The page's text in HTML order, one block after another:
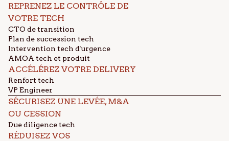
REPRENEZ LE CONTRÔLE DE
VOTRE TECH
CTO de transition
Plan de succession tech
Intervention tech d'urgence
AMOA tech et produit
ACCÉLÉREZ VOTRE DELIVERY
Renfort tech
VP Engineer
SÉCURISEZ UNE LEVÉE, M&A
OU CESSION
Due diligence tech
RÉDUISEZ VOS